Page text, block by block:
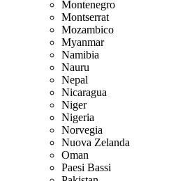
Montenegro
Montserrat
Mozambico
Myanmar
Namibia
Nauru
Nepal
Nicaragua
Niger
Nigeria
Norvegia
Nuova Zelanda
Oman
Paesi Bassi